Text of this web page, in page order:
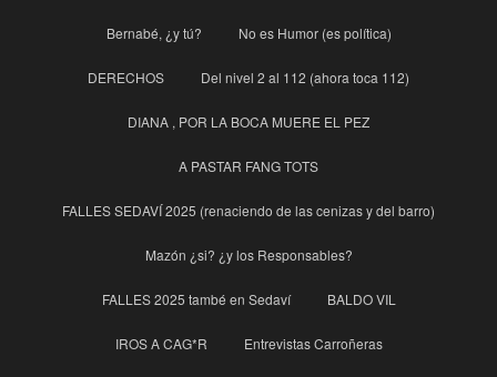
Bernabé, ¿y tú? No es Humor (es política)
DERECHOS Del nivel 2 al 112 (ahora toca 112)
DIANA , POR LA BOCA MUERE EL PEZ
A PASTAR FANG TOTS
FALLES SEDAVÍ 2025 (renaciendo de las cenizas y del barro)
Mazón ¿si? ¿y los Responsables?
FALLES 2025 també en Sedaví BALDO VIL
IROS A CAG*R Entrevistas Carroñeras